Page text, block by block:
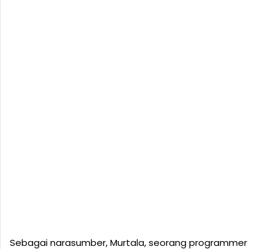
Sebagai narasumber, Murtala, seorang programmer